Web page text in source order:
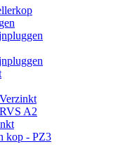
A2
kop - PZ3